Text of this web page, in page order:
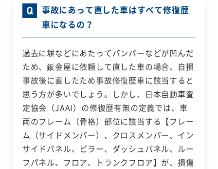
事故にあって直した車はすべて修復歴
車になるの？
過去に塀などにあたってバンパーなどが凹んだ
ため、鈑金屋に依頼して直した車の場合、自損
事故後に直したため事故修復歴車に該当すると
思う方が多いでしょう。しかし、日本自動車査
定協会（JAAI）の修復歴有無の定義では、車
両のフレーム（骨格）部位に該当する【フレー
ム（サイドメンバー）、クロスメンバー、イン
サイドパネル、ピラー、ダッシュパネル、ルー
フパネル、フロア、トランクフロア】が、損傷